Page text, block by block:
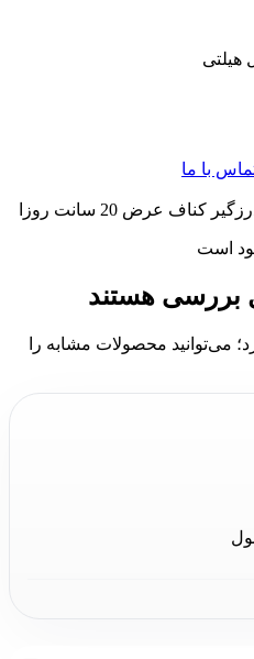
هیلتی
با ما
کناف عرض 20 سانت روزا
است
بررسی هستند
می‌توانید محصولات مشابه را